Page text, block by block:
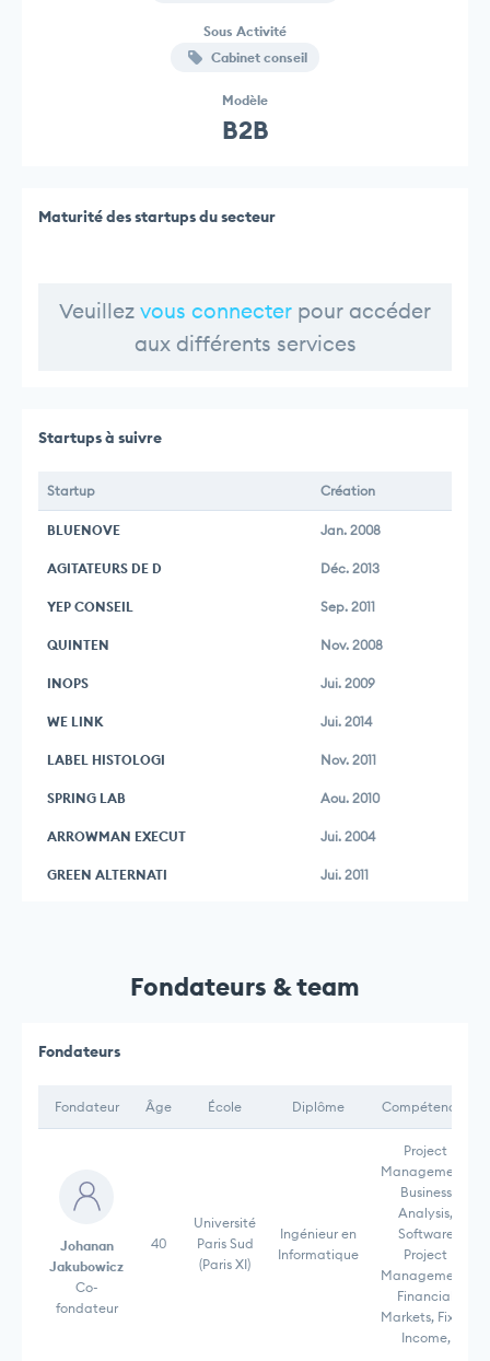
Sous Activité
Cabinet conseil
Modèle
B2B
Maturité des startups du secteur
Veuillez vous connecter pour accéder
aux différents services
Startups à suivre
Startup Création
BLUENOVE Jan. 2008
AGITATEURS DE D Déc. 2013
YEP CONSEIL Sep. 2011
QUINTEN Nov. 2008
INOPS Jui. 2009
WE LINK Jui. 2014
LABEL HISTOLOGI Nov. 2011
SPRING LAB Aou. 2010
ARROWMAN EXECUT Jui. 2004
GREEN ALTERNATI Jui. 2011
Fondateurs & team
Fondateurs
Fondateur Âge École Diplôme Compétences
Johanan
Jakubowicz
Co-
fondateur
40
Université
Paris Sud
(Paris XI)
Ingénieur en
Informatique
Project
Management,
Business
Analysis,
Software
Project
Management,
Financial
Markets, Fixed
Income,